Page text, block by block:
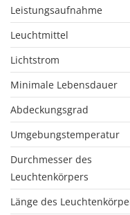
Leistungsaufnahme
Leuchtmittel
Lichtstrom
Minimale Lebensdauer
Abdeckungsgrad
Umgebungstemperatur
Durchmesser des
Leuchtenkörpers
Länge des